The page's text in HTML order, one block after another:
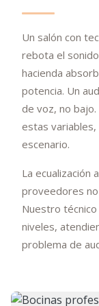
Un salón con
rebota el
hacienda
potencia. Un
de voz, no
estas variables,
escenario.
La ecualización
proveedores no
Nuestro
niveles,
problema de